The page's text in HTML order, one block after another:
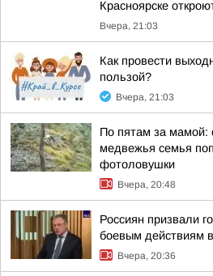
Красноярске
Вчера, 21:03
Как провести
пользой?
Вчера, 21:03
По пятам за мамой:
медвежья семья
фотоловушки
Вчера, 20:48
Россиян призвали
боевым действиям
Вчера, 20:36